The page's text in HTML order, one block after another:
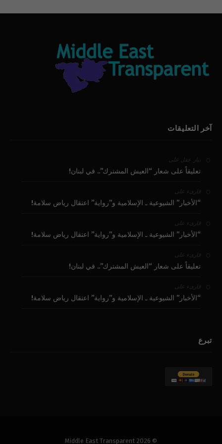
آخر التعليقات
بيار عقل على
تعليقاً على شعار “العيش المشترك”.. في لبنان!
قارىء على
“الأخبار” الشيوعية ـ الإسلامية و”رواية” اعتقال رياض سلامة!
قارىء على
“الأخبار” الشيوعية ـ الإسلامية و”رواية” اعتقال رياض سلامة!
قارىء على
تعليقاً على شعار “العيش المشترك”.. في لبنان!
قارىء على
“الأخبار” الشيوعية ـ الإسلامية و”رواية” اعتقال رياض سلامة!
تبرع
© 2026 Middle East Transparent